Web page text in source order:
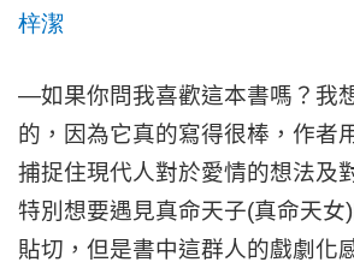
梓潔
—如果你問我喜歡這本書嗎？我
的，因為它真的寫得很棒，作者
捕捉住現代人對於愛情的想法及
特別想要遇見真命天子(真命天女)
貼切，但是書中這群人的戲劇化